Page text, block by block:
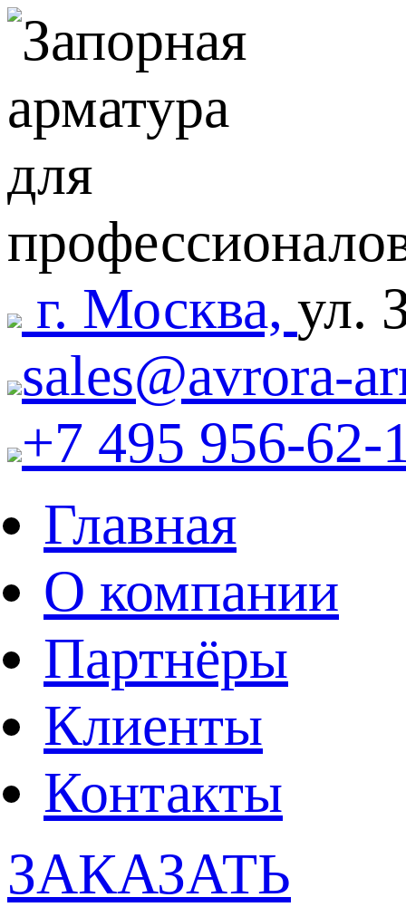
г. Москва, ул.
sales@avrora-
+7 495 956-62-
Главная
О компании
Партнёры
Клиенты
Контакты
ЗАКАЗАТЬ